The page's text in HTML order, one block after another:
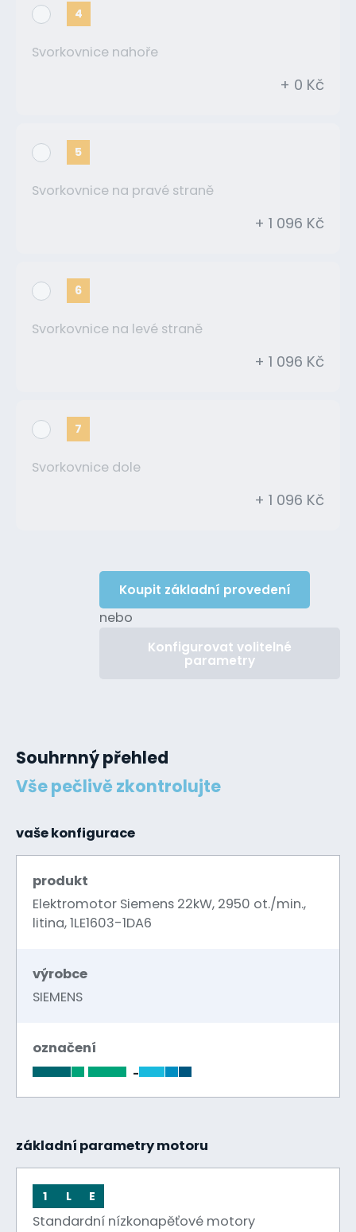
4
Svorkovnice nahoře
+ 0 Kč
5
Svorkovnice na pravé straně
+ 1 096 Kč
6
Svorkovnice na levé straně
+ 1 096 Kč
7
Svorkovnice dole
+ 1 096 Kč
Koupit základní provedení
nebo
Konfigurovat volitelné
parametry
Souhrnný přehled
Vše pečlivě zkontrolujte
vaše konfigurace
produkt
Elektromotor Siemens 22kW, 2950 ot./min.,
litina, 1LE1603-1DA6
výrobce
SIEMENS
označení
-
základní parametry motoru
1 L E
Standardní nízkonapěťové motory